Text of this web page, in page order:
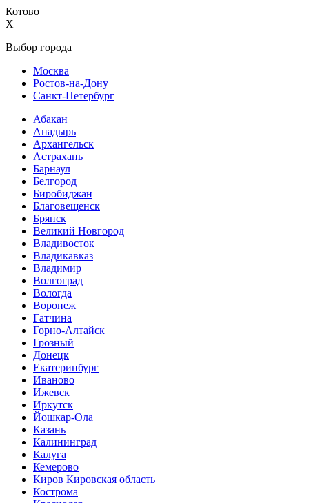
Котово
X
Выбор города
Москва
Ростов-на-Дону
Санкт-Петербург
Абакан
Анадырь
Архангельск
Астрахань
Барнаул
Белгород
Биробиджан
Благовещенск
Брянск
Великий Новгород
Владивосток
Владикавказ
Владимир
Волгоград
Вологда
Воронеж
Гатчина
Горно-Алтайск
Грозный
Донецк
Екатеринбург
Иваново
Ижевск
Иркутск
Йошкар-Ола
Казань
Калининград
Калуга
Кемерово
Киров Кировская область
Кострома